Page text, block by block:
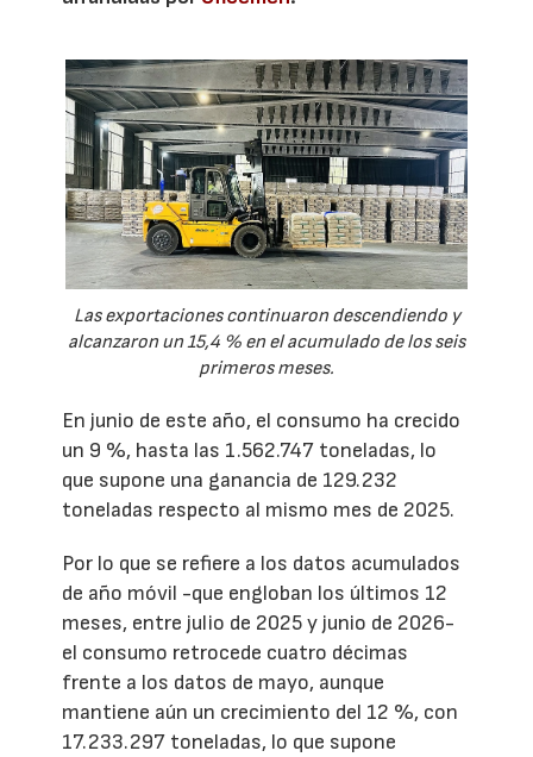
Las exportaciones continuaron descendiendo y
alcanzaron un 15,4 % en el acumulado de los seis
primeros meses.
En junio de este año, el consumo ha crecido
un 9 %, hasta las 1.562.747 toneladas, lo
que supone una ganancia de 129.232
toneladas respecto al mismo mes de 2025.
Por lo que se refiere a los datos acumulados
de año móvil -que engloban los últimos 12
meses, entre julio de 2025 y junio de 2026-
el consumo retrocede cuatro décimas
frente a los datos de mayo, aunque
mantiene aún un crecimiento del 12 %, con
17.233.297 toneladas, lo que supone